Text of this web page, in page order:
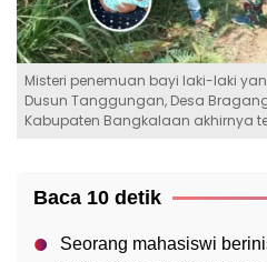
Misteri penemuan bayi laki-laki
Dusun Tanggungan, Desa
Kabupaten Bangkalaan akhirnya
Baca 10 detik
Seorang mahasiswi